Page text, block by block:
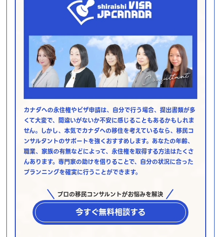
カナダへの永住権やビザ申請は、自分で行う場合、提出書類が多
くて大変で、間違いがないか不安に感じることもあるかもしれま
せん。しかし、本気でカナダへの移住を考えているなら、移民コ
ンサルタントのサポートを強くおすすめします。あなたの年齢、
職業、家族の有無などによって、永住権を取得する方法はたくさ
んあります。専門家の助けを借りることで、自分の状況に合った
プランニングを確実に行うことができます。
プロの移民コンサルントがお悩みを解決
今すぐ無料相談する